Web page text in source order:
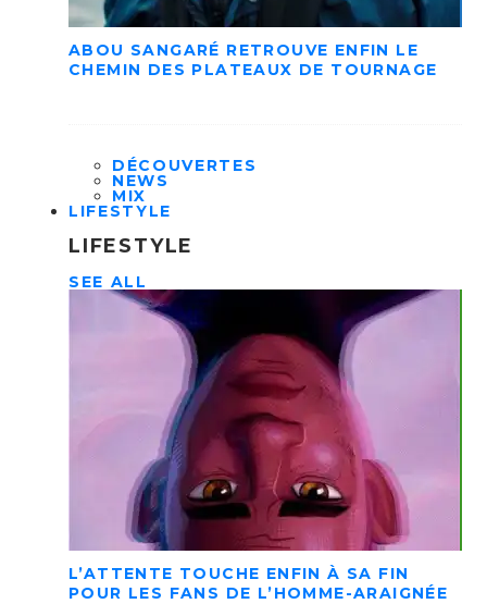
ABOU SANGARÉ RETROUVE ENFIN LE
CHEMIN DES PLATEAUX DE TOURNAGE
DÉCOUVERTES
NEWS
MIX
LIFESTYLE
LIFESTYLE
SEE ALL
L’ATTENTE TOUCHE ENFIN À SA FIN
POUR LES FANS DE L’HOMME-ARAIGNÉE